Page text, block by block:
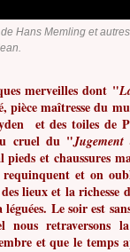
Hans Memling et
merveilles dont "
pièce maîtresse du
et des toiles de
cruel du "Jugement
pieds et chaussures
requinquent et on
lieux et la richesse
Le soir est
nous retraversons
et que le temps